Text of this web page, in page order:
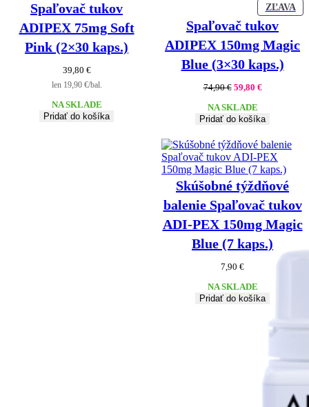
Spaľovač tukov
ADIPEX 75mg Soft
Pink (2×30 kaps.)
39,80 €
len 19,90 €/bal.
NA SKLADE
Pridať do košíka
ZĽAVA
Spaľovač tukov
ADIPEX 150mg Magic
Blue (3×30 kaps.)
74,90€ Pôvodná
bola:
74,90 €.
59,80 €Aktuálna
59,80 €.
NA SKLADE
Pridať do košíka
Skúšobné týždňové
balenie Spaľovač tukov
ADI-PEX 150mg Magic
Blue (7 kaps.)
7,90 €
NA SKLADE
Pridať do košíka